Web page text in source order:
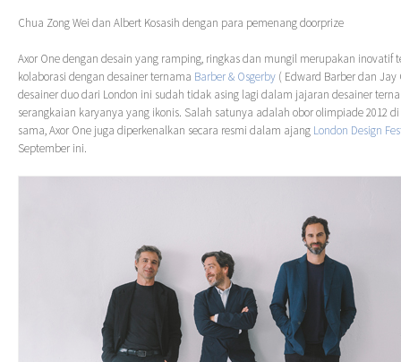
Chua Zong Wei dan Albert Kosasih dengan para pemenang doorprize
Axor One dengan desain yang ramping, ringkas dan mungil merupakan inovatif
kolaborasi dengan desainer ternama Barber & Osgerby ( Edward Barber dan Jay
desainer duo dari London ini sudah tidak asing lagi dalam jajaran desainer
serangkaian karyanya yang ikonis. Salah satunya adalah obor olimpiade 2012
sama, Axor One juga diperkenalkan secara resmi dalam ajang London Design
September ini.